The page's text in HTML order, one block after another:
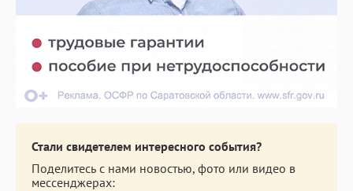
Стали свидетелем интересного события?
Поделитесь с нами новостью, фото или видео в
мессенджерах: